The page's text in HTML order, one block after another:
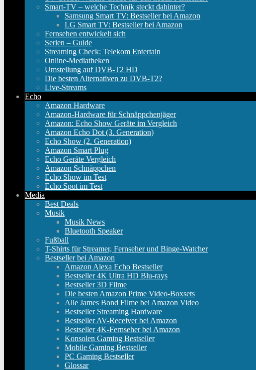
Smart-TV – welche Technik steckt dahinter?
Samsung Smart TV: Bestseller bei Amazon
LG Smart TV: Bestseller bei Amazon
Fernsehen entwickelt sich
Serien – Guide
Streaming Check: Telekom Entertain
Online-Mediatheken
Umstellung auf DVB-T2 HD
Die besten Alternativen zu DVB-T2?
Live-Streams
Echo
Amazon Hardware
Amazon-Hardware für Schnäppchenjäger
Amazon: Echo Show Geräte im Vergleich
Amazon Echo Dot (3. Generation)
Echo Show (2. Generation)
Amazon Smart Plug
Echo Geräte Vergleich
Amazon Schnäppchen
Echo Show im Test
Echo Spot im Test
Media
Best Deals
Musik
Musik News
Bluetooth Speaker
Fußball
T-Shirts für Streamer, Fernseher und Binge-Watcher
Bestseller bei Amazon
Amazon Alexa Echo Bestseller
Bestseller 4K Ultra HD Blu-rays
Bestseller 3D Filme
Die besten Amazon Prime Video-Boxsets
Alle James Bond Filme bei Amazon Video
Bestseller Streaming Hardware
Bestseller AV-Receiver bei Amazon
Bestseller 4K-Fernseher bei Amazon
Konsolen Gaming Bestseller
Mobile Gaming Bestseller
PC Gaming Bestseller
Glossar